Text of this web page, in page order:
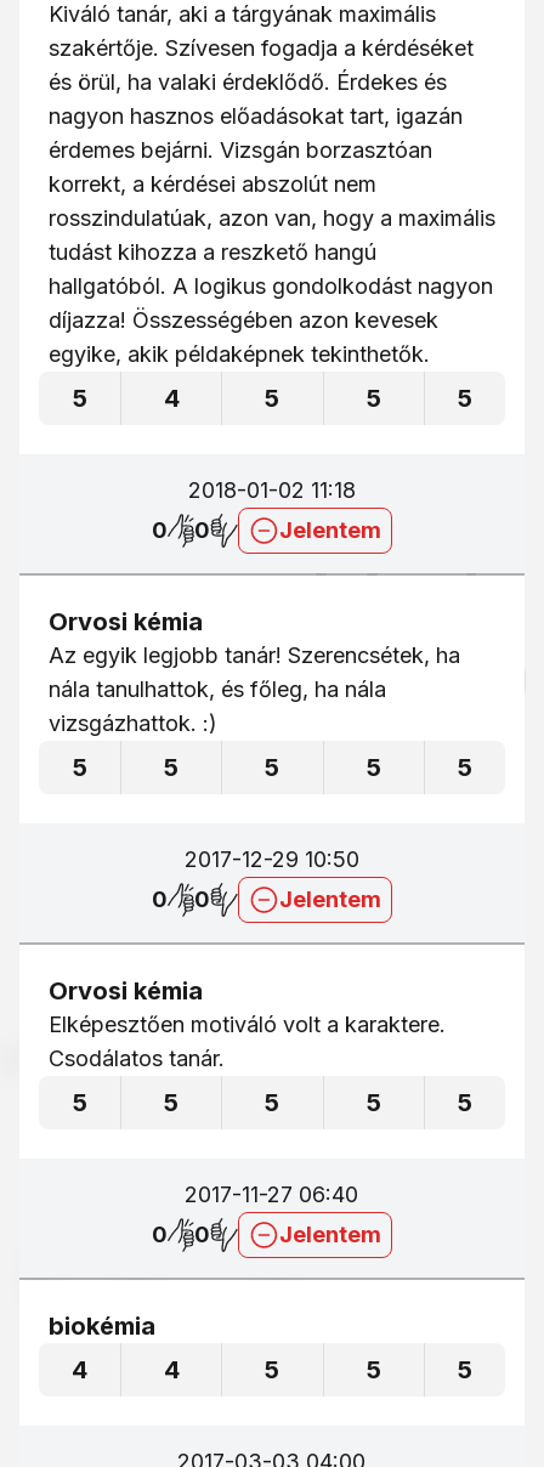
Kiváló tanár, aki a tárgyának maximális
szakértője. Szívesen fogadja a kérdéséket
és örül, ha valaki érdeklődő. Érdekes és
nagyon hasznos előadásokat tart, igazán
érdemes bejárni. Vizsgán borzasztóan
korrekt, a kérdései abszolút nem
rosszindulatúak, azon van, hogy a maximális
tudást kihozza a reszkető hangú
hallgatóból. A logikus gondolkodást nagyon
díjazza! Összességében azon kevesek
egyike, akik példaképnek tekinthetők.
5 4 5 5 5
2018-01-02 11:18
0
0 Jelentem
Orvosi kémia
Az egyik legjobb tanár! Szerencsétek, ha
nála tanulhattok, és főleg, ha nála
vizsgázhattok. :)
5 5 5 5 5
2017-12-29 10:50
0
0 Jelentem
Orvosi kémia
Elképesztően motiváló volt a karaktere.
Csodálatos tanár.
5 5 5 5 5
2017-11-27 06:40
0
0 Jelentem
biokémia
4
4 5 5 5
2017-03-03 04:00